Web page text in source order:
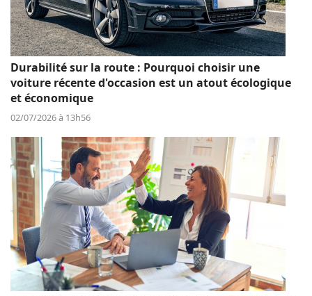
Durabilité sur la route : Pourquoi choisir une
voiture récente d'occasion est un atout écologique
et économique
02/07/2026 à 13h56